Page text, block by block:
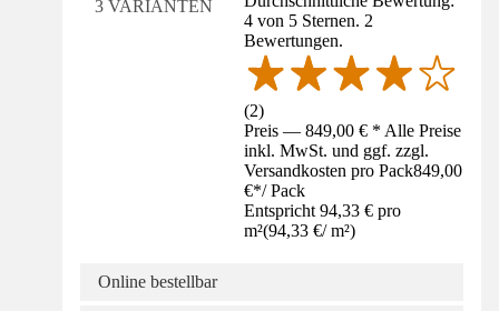
3 VARIANTEN
4 von 5 Sternen. 2
Bewertungen.
(2)
Preis — 849,00 € * Alle Preise
inkl. MwSt. und ggf. zzgl.
Versandkosten pro Pack849,00
€*/ Pack
Entspricht 94,33 € pro
m²(94,33 €/ m²)
Online bestellbar